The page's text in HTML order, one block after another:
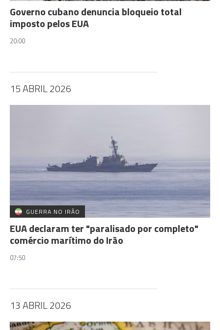
Governo cubano denuncia bloqueio total
imposto pelos EUA
20:00
15 ABRIL 2026
GUERRA NO IRÃO
EUA declaram ter "paralisado por completo"
comércio marítimo do Irão
07:50
13 ABRIL 2026